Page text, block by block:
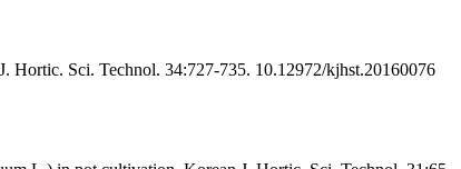
Hortic. Sci. Technol. 34:727-735. 10.12972/kjhst.20160076